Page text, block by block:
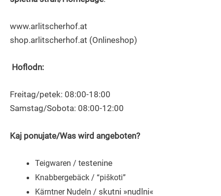
www.arlitscherhof.at
shop.arlitscherhof.at (Onlineshop)
Hoflodn:
Freitag/petek: 08:00-18:00
Samstag/Sobota: 08:00-12:00
Kaj ponujate/Was wird angeboten?
Teigwaren / testenine
Knabbergebäck / “piškoti”
Kärntner Nudeln / skutni »nudlni«